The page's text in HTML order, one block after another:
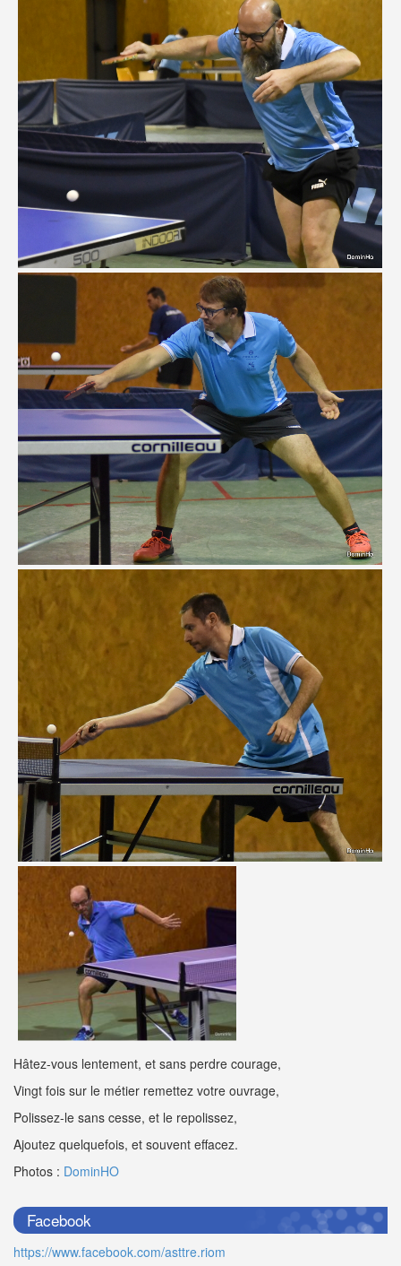
Hâtez-vous lentement, et sans perdre courage,
Vingt fois sur le métier remettez votre ouvrage,
Polissez-le sans cesse, et le repolissez,
Ajoutez quelquefois, et souvent effacez.
Photos : DominHO
Facebook
https://www.facebook.com/asttre.riom